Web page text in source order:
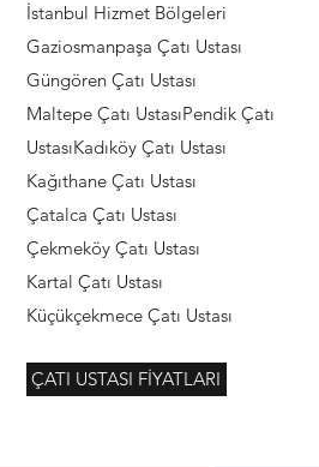
İstanbul Hizmet Bölgeleri
Gaziosmanpaşa Çatı Ustası
Güngören Çatı Ustası
Maltepe Çatı UstasıPendik Çatı
UstasıKadıköy Çatı Ustası
Kağıthane Çatı Ustası
Çatalca Çatı Ustası
Çekmeköy Çatı Ustası
Kartal Çatı Ustası
Küçükçekmece Çatı Ustası
ÇATI USTASI FİYATLARI